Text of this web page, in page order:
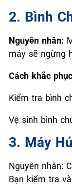
2. Bình
Nguyên nhân:
máy sẽ ngừng
Cách khắc
Kiểm tra bình
Vệ sinh bình
3. Máy
Nguyên nhân:
Bạn kiểm tra